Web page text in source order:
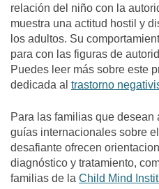
relación del niño con la
muestra una actitud hostil y
los adultos. Su
para con las figuras de
Puedes leer más sobre este
dedicada al trastorno
Para las familias que
guías internacionales sobre
desafiante ofrecen
diagnóstico y tratamiento,
familias de la Child Mind